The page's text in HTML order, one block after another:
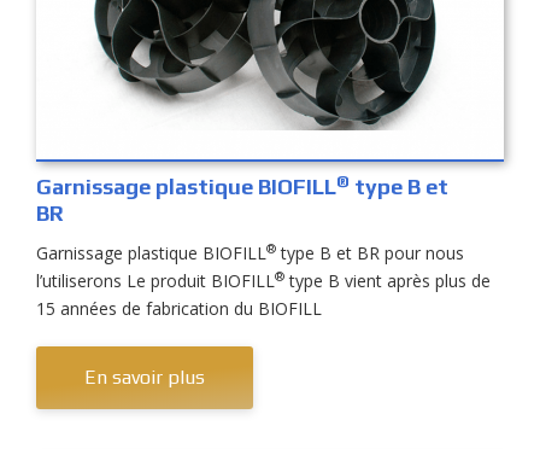
Garnissage plastique BIOFILL® type B et
BR
Garnissage plastique BIOFILL® type B et BR pour nous
l’utiliserons Le produit BIOFILL® type B vient après plus de
15 années de fabrication du BIOFILL
En savoir plus